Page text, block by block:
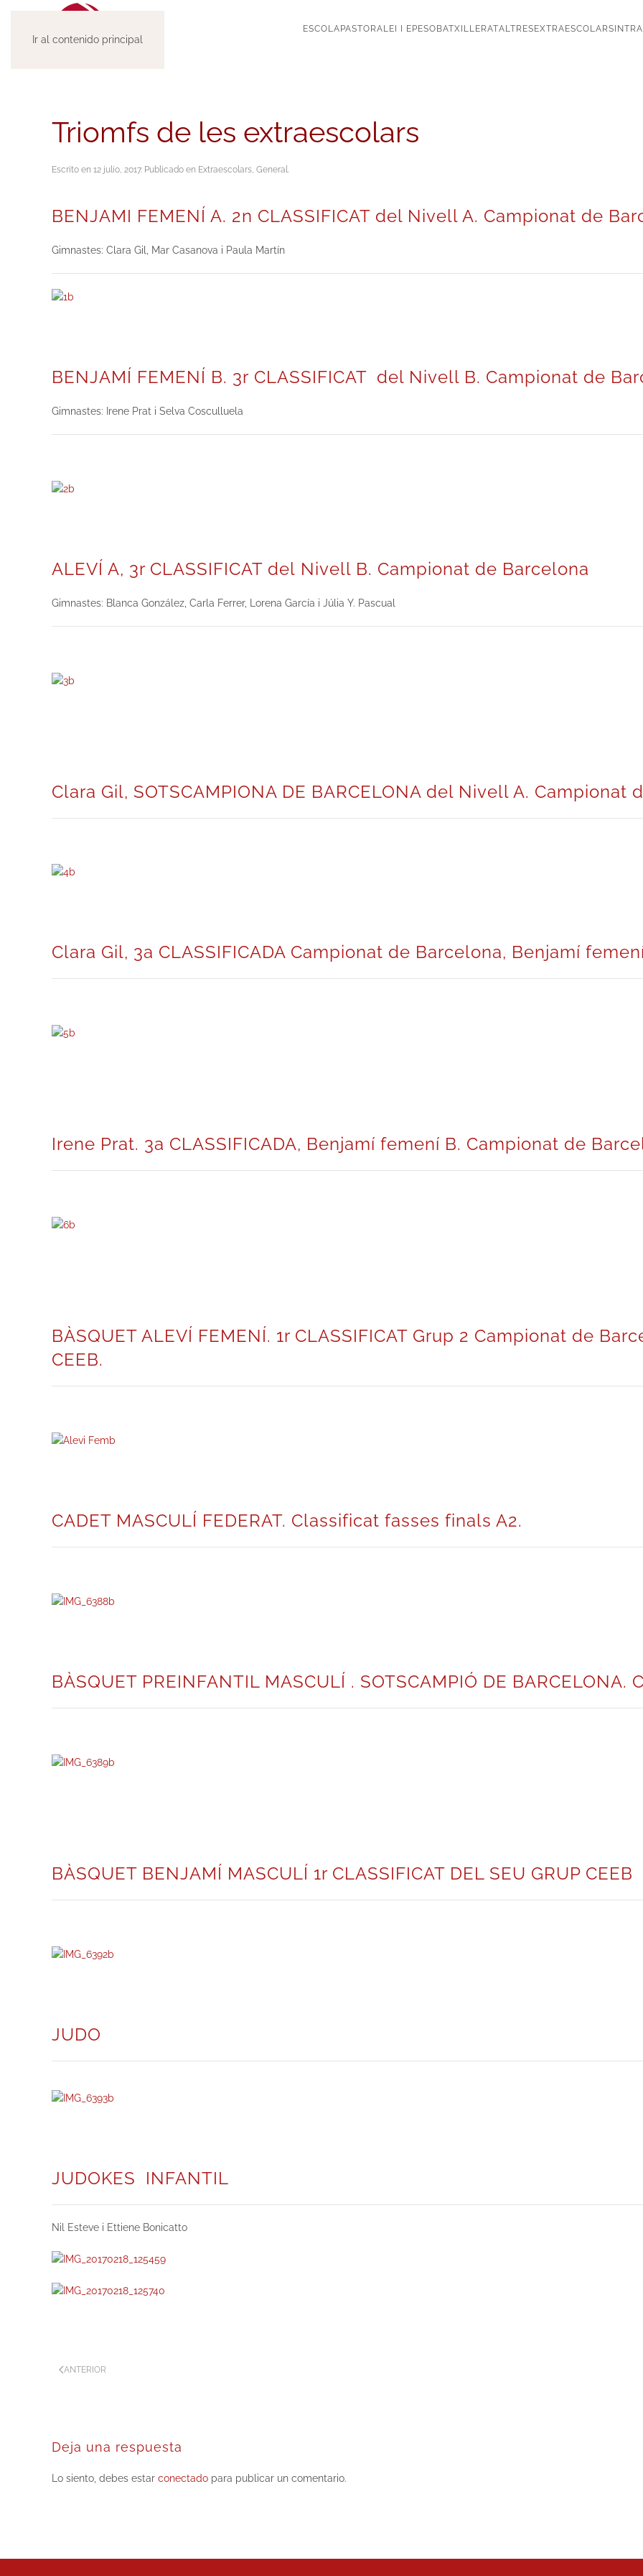
Ir al contenido principal
ESCOLA PASTORAL EI I EP ESO BATXILLERATALTRES EXTRAESCOLARS
Triomfs de les extraescolars
Escrito en 12 julio, 2017. Publicado en Extraescolars, General.
BENJAMI FEMENÍ A. 2n CLASSIFICAT del Nivell A. Campionat de
Gimnastes: Clara Gil, Mar Casanova i Paula Martín
BENJAMÍ FEMENÍ B. 3r CLASSIFICAT del Nivell B. Campionat de
Gimnastes: Irene Prat i Selva Cosculluela
ALEVÍ A, 3r CLASSIFICAT del Nivell B. Campionat de Barcelona
Gimnastes: Blanca González, Carla Ferrer, Lorena García i Júlia Y. Pascual
Clara Gil, SOTSCAMPIONA DE BARCELONA del Nivell A. Campionat
Clara Gil, 3a CLASSIFICADA Campionat de Barcelona, Benjamí
Irene Prat. 3a CLASSIFICADA, Benjamí femení B. Campionat de
BÀSQUET ALEVÍ FEMENÍ. 1r CLASSIFICAT Grup 2 Campionat de
CEEB.
CADET MASCULÍ FEDERAT. Classificat fasses finals A2.
BÀSQUET PREINFANTIL MASCULÍ . SOTSCAMPIÓ DE BARCELONA.
BÀSQUET BENJAMÍ MASCULÍ 1r CLASSIFICAT DEL SEU GRUP CEEB
JUDO
JUDOKES INFANTIL
Nil Esteve i Ettiene Bonicatto
ANTERIOR
Deja una respuesta
Lo siento, debes estar conectado para publicar un comentario.